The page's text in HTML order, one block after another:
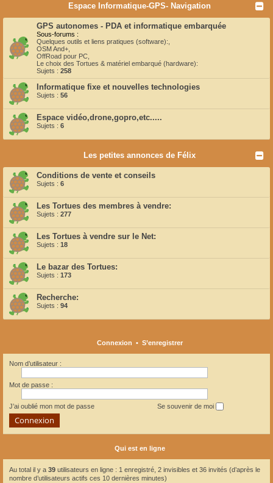
Espace Informatique-GPS- Navigation
GPS autonomes - PDA et informatique embarquée
Sous-forums :
Quelques outils et liens pratiques (software):
OSM And+
OffRoad pour PC
Le choix des Tortues & matériel embarqué (hardware):
Sujets : 258
Informatique fixe et nouvelles technologies
Sujets : 56
Espace vidéo,drone,gopro,etc.....
Sujets : 6
Les petites annonces de Félix
Conditions de vente et conseils
Sujets : 6
Les Tortues des membres à vendre:
Sujets : 277
Les Tortues à vendre sur le Net:
Sujets : 18
Le bazar des Tortues:
Sujets : 173
Recherche:
Sujets : 94
Connexion • S’enregistrer
Nom d’utilisateur :
Mot de passe :
J’ai oublié mon mot de passe Se souvenir de moi
Qui est en ligne
Au total il y a 39 utilisateurs en ligne : 1 enregistré, 2 invisibles et 36 invités (d’après le
nombre d’utilisateurs actifs ces 10 dernières minutes)